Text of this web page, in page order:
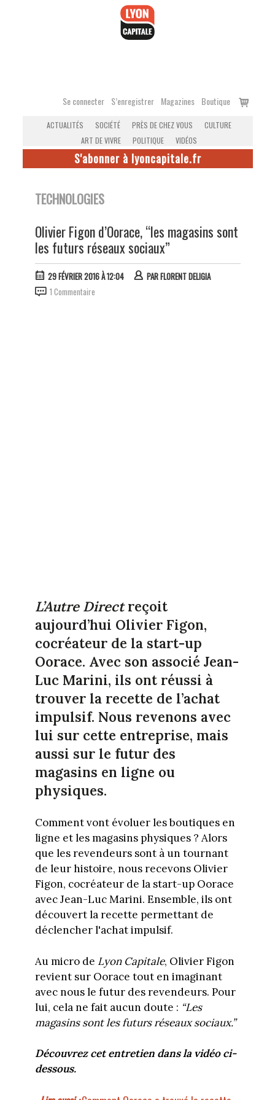
Se connecter S’enregistrer Magazines Boutique
Voir
ACTUALITÉS SOCIÉTÉ PRÈS DE CHEZ VOUS
CULTURE
ART DE VIVRE
POLITIQUE VIDÉOS
S'abonner à lyoncapitale.fr
TECHNOLOGIES
Olivier Figon d’Oorace, “les magasins sont
les futurs réseaux sociaux”
29 FÉVRIER 2016 À 12:04 PARFLORENT DELIGIA
1 Commentaire
L’Autre Directreçoit
aujourd’hui Olivier Figon,
cocréateur de la start-up
Oorace. Avec son associé Jean-
Luc Marini, ils ont réussi à
trouver la recette de l’achat
impulsif. Nous revenons avec
lui sur cette entreprise, mais
aussi sur le futur des
magasins en ligne ou
physiques.
Comment vont évoluer les boutiques en
ligne et les magasins physiques ? Alors
que les revendeurs sont à un tournant
de leur histoire, nous recevons Olivier
Figon, cocréateur de la start-up Oorace
avec Jean-Luc Marini. Ensemble, ils ont
découvert la recette permettant de
déclencher l'achat impulsif.
Au micro de Lyon Capitale, Olivier Figon
revient sur Oorace tout en imaginant
avec nous le futur des revendeurs. Pour
lui, cela ne fait aucun doute : “Les
magasins sont les futurs réseaux sociaux.”
Découvrez cet entretien dans la vidéo ci-
dessous.